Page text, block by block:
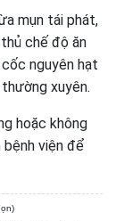
mụn tái phát,
chế độ ăn
cốc nguyên hạt
xuyên.
hoặc không
viện để